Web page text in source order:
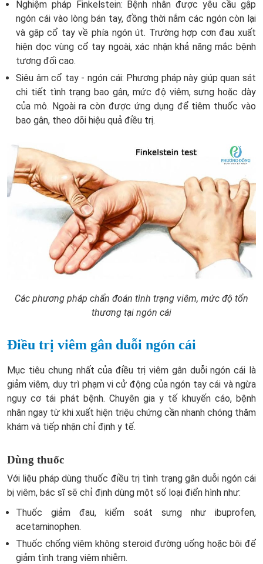
Nghiệm pháp Finkelstein: Bệnh nhân được yêu cầu gập
ngón cái vào lòng bán tay, đồng thời nắm các ngón còn lại
và gập cổ tay về phía ngón út. Trường hợp cơn đau xuất
hiện dọc vùng cổ tay ngoài, xác nhận khả năng mắc bệnh
tương đối cao.
Siêu âm cổ tay - ngón cái: Phương pháp này giúp quan sát
chi tiết tình trạng bao gân, mức độ viêm, sưng hoặc dày
của mô. Ngoài ra còn được ứng dụng để tiêm thuốc vào
bao gân, theo dõi hiệu quả điều trị.
Các phương pháp chẩn đoán tình trạng viêm, mức độ tổn
thương tại ngón cái
Điều trị viêm gân duỗi ngón cái
Mục tiêu chung nhất của điều trị viêm gân duỗi ngón cái là
giảm viêm, duy trì phạm vi cử động của ngón tay cái và ngừa
nguy cơ tái phát bệnh. Chuyên gia y tế khuyến cáo, bệnh
nhân ngay từ khi xuất hiện triệu chứng cần nhanh chóng thăm
khám và tiếp nhận chỉ định y tế.
Dùng thuốc
Với liệu pháp dùng thuốc điều trị tình trạng gân duỗi ngón cái
bị viêm, bác sĩ sẽ chỉ định dùng một số loại điển hình như:
Thuốc giảm đau, kiểm soát sưng như ibuprofen,
acetaminophen.
Thuốc chống viêm không steroid đường uống hoặc bôi để
giảm tình trạng viêm nhiễm.